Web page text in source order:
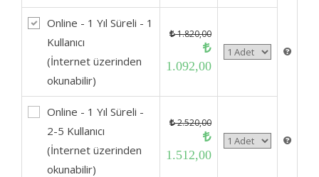
Online - 1 Yıl Süreli - 1
Kullanıcı
(İnternet üzerinden
okunabilir)
1.820,00
1.092,00
Online - 1 Yıl Süreli -
2-5 Kullanıcı
(İnternet üzerinden
okunabilir)
2.520,00
1.512,00